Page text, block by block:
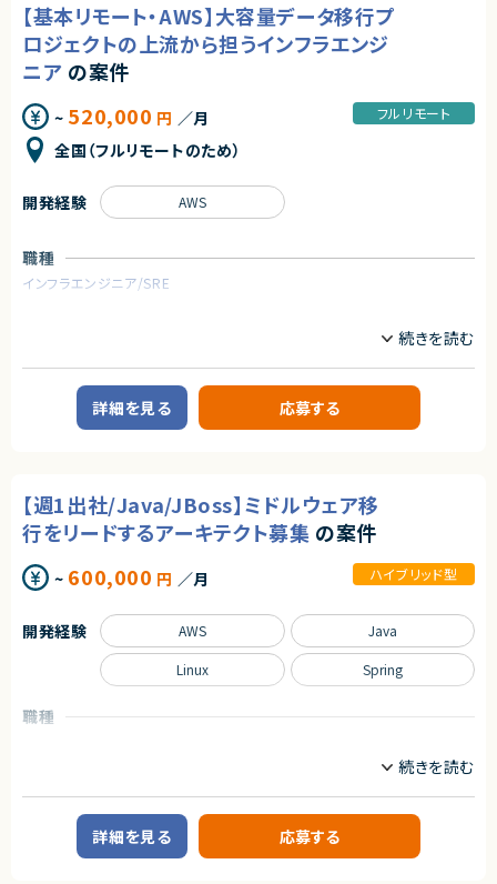
業務委託(準委任契約)
契約元
株式会社LASSIC
エージェントから
◎大規模クラウド基盤の設計から構築まで一気通貫で経験できます！
◎GCPの高度な設計領域（VPCSC・組織ポリシー）に携われる貴重な案件
◎フルリモートで地方からでも参画可能な柔軟な働き方が可能です！
◎セキュリティ設計やガイドライン準拠など上流工程スキルを強化できます！
Azure環境上にて、生成AI（RAG・AIエージェント）を活用した業務効率化・新
規価値創出に向けたPoC開発および内製化を推進しています。
■業務内容
・PythonによるバックエンドおよびAPI設計・開発
・Azure OpenAI Serviceを用いたRAG／AIエージェントの設計・実装
・ベクトルDBおよびRDBの設計・パフォーマンスチューニング
・TerraformによるAzure環境（Dev/Stg/Prod）の構築・管理
・Azure DevOpsを用いたCI/CDパイプラインの設計・運用
・ビジネスサイドと連携した要件定義／技術選定
・要件定義～設計～開発～テスト～運用
求めるスキル
・生成AI（ベクトル検索・RAG等）およびRDBにおけるパフォーマンスチュー
ニング経験
・スケーラビリティを考慮したDB設計・構築経験
・Azure上でのシステム構築・運用経験
・Git/GitHub（ブランチ戦略、PRレビュー、チーム開発標準フローの理解）
・ソリューション設計・アーキテクチャ設計の経験
■尚可スキル
・Azure DevOpsを用いたCI/CDパイプライン構築・運用経験
・TerraformによるIaC実装・自動化スクリプト作成経験
・生成AIに関するデータサイエンティストの経験
・業務メンバーとのコミュニケーション、仕様・ロジックの説明能力
・英語によるドキュメント作成・仕様理解
業務委託(準委任契約)
契約元
◎PoC→本開発まで一気通貫で携われるため、技術選定から関われます！
◎IaCやCI/CDを含むモダンな開発環境でスキルを大きく伸ばせます！
【基本リモート・AWS】大容量データ移行プ
ロジェクトの上流から担うインフラエンジ
ニア の案件
~ 520,000 円 ／月
全国（フルリモートのため）
フルリモート
職種
インフラエンジニア/SRE
AWS上に格納された大容量データを、別クラウドストレージへ安全に移行す
るプロジェクトです。
単なる移行作業ではなく、ツール選定・設計・検証・移行実行まで一貫して裁
量を持って対応いただくポジションです。
・移行用サーバの設計・構築（AWS / Windows Server）
・移行手順の策定およびドキュメント作成
・移行性能の検証（PoC／テスト実施）
・本番データ移行および切替対応
■必須スキル
・AWS基盤における詳細設計の実務経験（目安：3年以上）
・AWS環境の構築経験が豊富であること
・指示待ちではなく、主体的かつ能動的にタスクを推進できる方
■尚可スキル
・休日、夜間での移行対応が可能な方（プロジェクト期間中に3回程度を想
開発経験 AWS
契約形態
業務委託(準委任契約)
詳細を見る 応募する
【週1出社/Java/JBoss】ミドルウェア移
行をリードするアーキテクト募集 の案件
~ 600,000 円 ／月 ハイブリッド型
職種
小売業界向けシステム基盤の刷新プロジェクトです。
■プロダクトやサービスの概要
開発経験 AWS Java
Linux Spring
詳細を見る 応募する